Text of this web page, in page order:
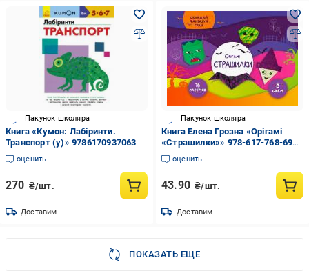
Пакунок школяра
Книга «Кумон: Лабіринти.
Транспорт (у)» 9786170937063
оценить
270 ₴/шт.
Доставим
Пакунок школяра
Книга Елена Грозна «Орігамі
«Страшилки»» 978-617-768-690-
2
оценить
43.90 ₴/шт.
Доставим
ПОКАЗАТЬ ЕЩЕ